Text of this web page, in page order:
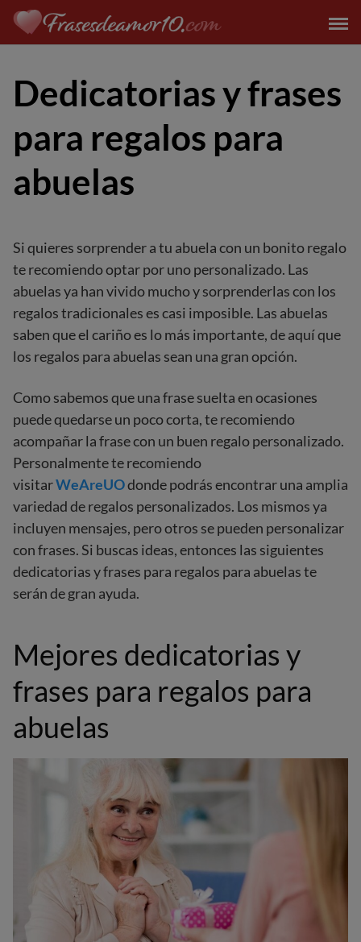
Saltar
contenido
Dedicatorias y frases
para regalos para
abuelas
Si quieres sorprender a tu abuela con un bonito regalo
te recomiendo optar por uno personalizado. Las
abuelas ya han vivido mucho y sorprenderlas con los
regalos tradicionales es casi imposible. Las abuelas
saben que el cariño es lo más importante, de aquí que
los regalos para abuelas sean una gran opción.
Como sabemos que una frase suelta en ocasiones
puede quedarse un poco corta, te recomiendo
acompañar la frase con un buen regalo personalizado.
Personalmente te recomiendo
visitarWeAreUOdonde podrás encontrar una amplia
variedad de regalos personalizados. Los mismos ya
incluyen mensajes, pero otros se pueden personalizar
con frases. Si buscas ideas, entonces las siguientes
dedicatorias y frases para regalos para abuelas te
serán de gran ayuda.
Mejores dedicatorias y
frases para regalos para
abuelas